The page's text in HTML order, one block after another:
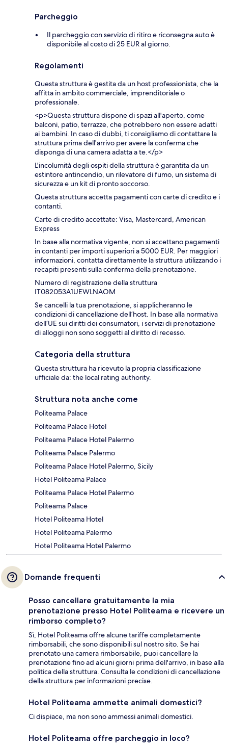
Parcheggio
Il parcheggio con servizio di ritiro e riconsegna auto è
disponibile al costo di 25 EUR al giorno.
Regolamenti
Questa struttura è gestita da un host professionista, che la
affitta in ambito commerciale, imprenditoriale o
professionale.
<p>Questa struttura dispone di spazi all'aperto, come
balconi, patio, terrazze, che potrebbero non essere adatti
ai bambini. In caso di dubbi, ti consigliamo di contattare la
struttura prima dell'arrivo per avere la conferma che
disponga di una camera adatta a te.</p>
L'incolumità degli ospiti della struttura è garantita da un
estintore antincendio, un rilevatore di fumo, un sistema di
sicurezza e un kit di pronto soccorso.
Questa struttura accetta pagamenti con carte di credito e i
contanti.
Carte di credito accettate: Visa, Mastercard, American
Express
In base alla normativa vigente, non si accettano pagamenti
in contanti per importi superiori a 5000 EUR. Per maggiori
informazioni, contatta direttamente la struttura utilizzando i
recapiti presenti sulla conferma della prenotazione.
Numero di registrazione della struttura
IT082053A1UEWLNAOM
Se cancelli la tua prenotazione, si applicheranno le
condizioni di cancellazione dell’host. In base alla normativa
dell’UE sui diritti dei consumatori, i servizi di prenotazione
di alloggi non sono soggetti al diritto di recesso.
Categoria della struttura
Questa struttura ha ricevuto la propria classificazione
ufficiale da: the local rating authority.
Struttura nota anche come
Politeama Palace
Politeama Palace Hotel
Politeama Palace Hotel Palermo
Politeama Palace Palermo
Politeama Palace Hotel Palermo, Sicily
Hotel Politeama Palace
Politeama Palace Hotel Palermo
Politeama Palace
Hotel Politeama Hotel
Hotel Politeama Palermo
Hotel Politeama Hotel Palermo
Domande frequenti
Posso cancellare gratuitamente la mia
prenotazione presso Hotel Politeama e ricevere un
rimborso completo?
Sì, Hotel Politeama offre alcune tariffe completamente
rimborsabili, che sono disponibili sul nostro sito. Se hai
prenotato una camera rimborsabile, puoi cancellare la
prenotazione fino ad alcuni giorni prima dell'arrivo, in base alla
politica della struttura. Consulta le condizioni di cancellazione
della struttura per informazioni precise.
Hotel Politeama ammette animali domestici?
Ci dispiace, ma non sono ammessi animali domestici.
Hotel Politeama offre parcheggio in loco?